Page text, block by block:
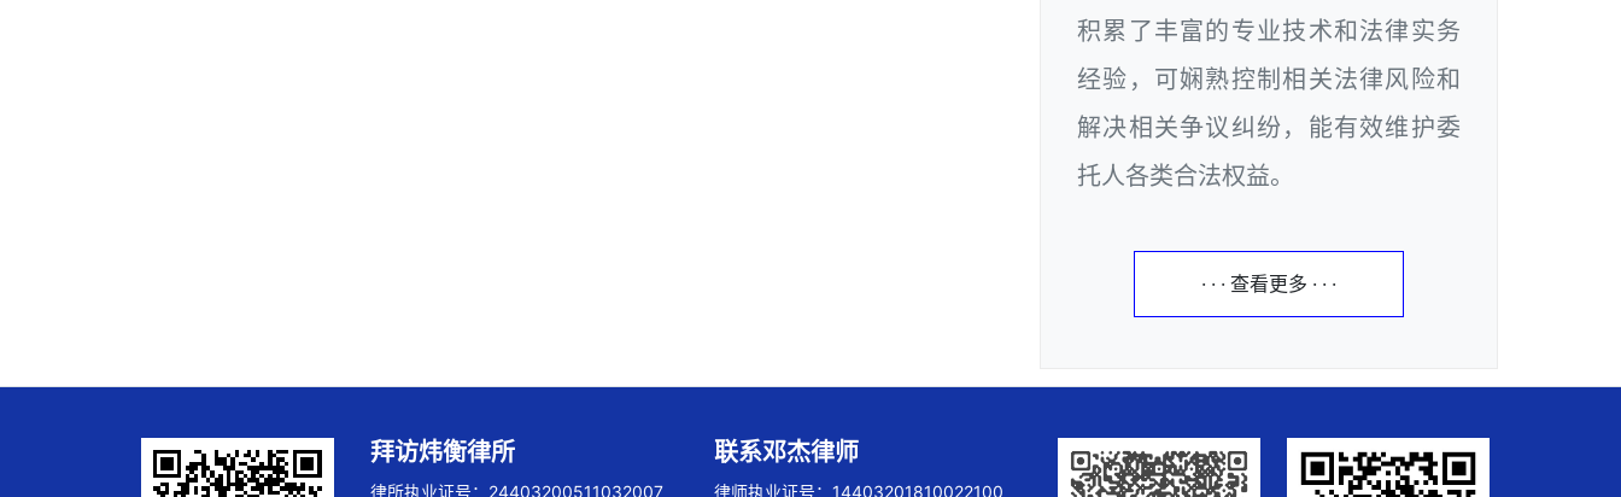
积累了丰富的专业技术和法律实务
经验，可娴熟控制相关法律风险和
解决相关争议纠纷，能有效维护委
托人各类合法权益。
· · · 查看更多 · · ·
拜访炜衡律所
律所执业证号：24403200511032007
联系邓杰律师
律师执业证号：14403201810022100